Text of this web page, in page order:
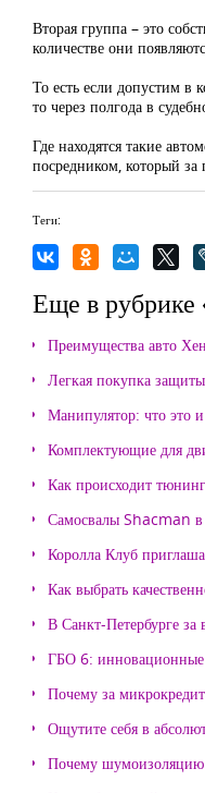
Вторая группа – это
количестве они
То есть если допустим в
то через полгода в
Где находятся такие
посредником, который за
Теги:
Еще в
Преимущества авто
Легкая покупка защиты
Манипулятор: что это
Комплектующие для
Как происходит
Самосвалы Shacman в
Королла Клуб
Как выбрать
В Санкт-Петербурге
ГБО 6: инновационные
Почему за
Ощутите себя в
Почему